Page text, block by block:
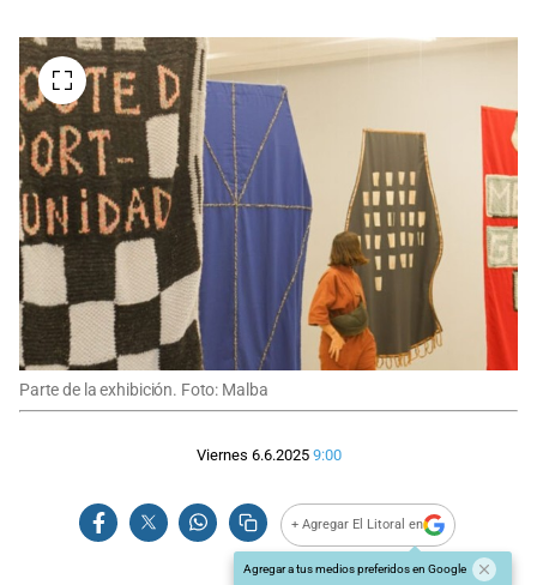
Parte de la exhibición. Foto: Malba
Viernes 6.6.2025 9:00
+ Agregar El Litoral en
Agregar a tus medios preferidos en Google